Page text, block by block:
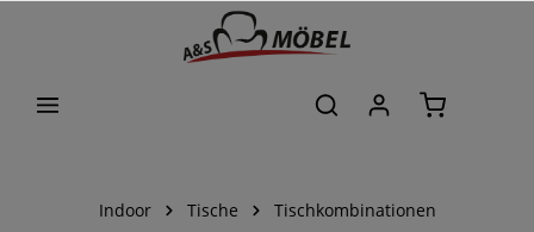
Indoor Tische Tischkombinationen